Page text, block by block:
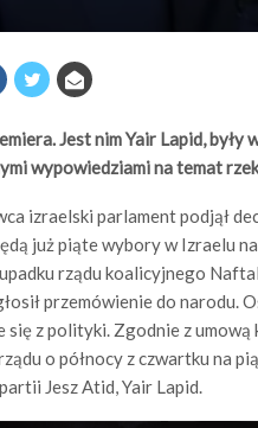
Jest nim Yair Lapid,
wypowiedziami na temat
izraelski parlament podjął
już piąte wybory w Izraelu
rządu koalicyjnego
przemówienie do narodu.
z polityki. Zgodnie z
o północy z czwartku na
Jesz Atid, Yair Lapid.